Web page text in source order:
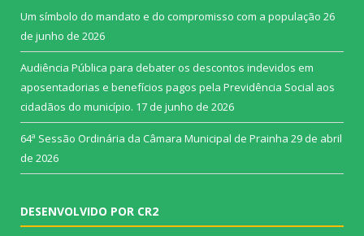
Um símbolo do mandato e do compromisso com a população 26
de junho de 2026
Audiência Pública para debater os descontos indevidos em
aposentadorias e benefícios pagos pela Previdência Social aos
cidadãos do município. 17 de junho de 2026
64ª Sessão Ordinária da Câmara Municipal de Prainha 29 de abril
de 2026
DESENVOLVIDO POR CR2